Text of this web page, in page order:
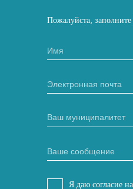
Пожалуйста,
Имя
Электронная почта
Ваш муниципалитет
Ваше сообщение
Я даю согласие